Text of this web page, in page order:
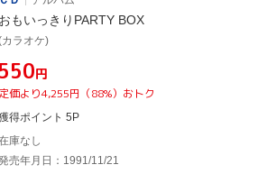
おもいっきりPARTY BOX
カラオケ)
¥550円
定価より4,255円（88%）おトク
得ポイント 5P
庫なし
売年月日：1991/11/21